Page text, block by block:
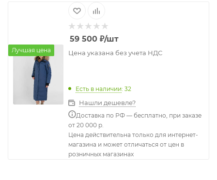
Лучшая цена
59 500 ₽/шт
Цена указана без учета НДС
Есть в наличии: 32
Нашли дешевле?
Доставка по РФ — бесплатно, при заказе
от 20 000 р.
Цена действительна только для интернет-
магазина и может отличаться от цен в
розничных магазинах